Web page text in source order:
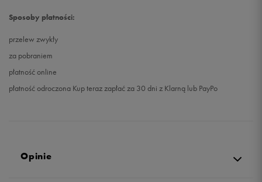
Sposoby płatności:
przelew zwykły
za pobraniem
płatność online
płatność odroczona Kup teraz zapłać za 30 dni z Klarną lub PayPo
Opinie